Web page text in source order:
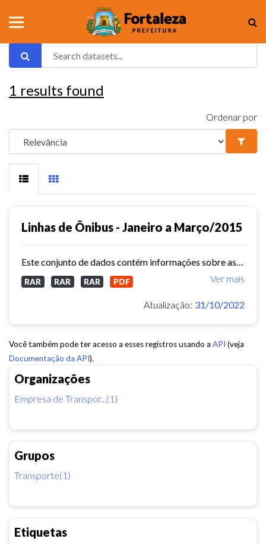
Organizações
Empresa de Transpor...(1)
Grupos
Transporte(1)
Etiquetas
1 results found
Ordenar por
Linhas de Ônibus - Janeiro a Março/2015
Ver mais
RAR RAR RAR PDF
Atualização: 31/10/2022
Você também pode ter acesso a esses registros usando a API (veja
Documentação da API).